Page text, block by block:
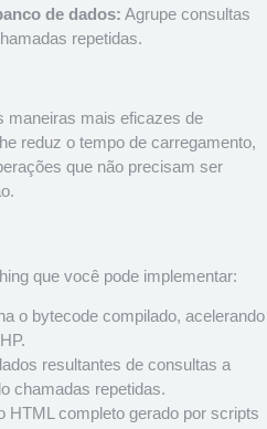
de dados: Agrupe consultas
repetidas.
maneiras mais eficazes de
reduz o tempo de carregamento,
que não precisam ser
que você pode implementar:
o bytecode compilado, acelerando
resultantes de consultas a
chamadas repetidas.
HTML completo gerado por scripts